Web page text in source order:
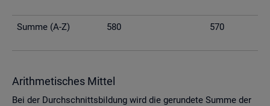
Summe (A-Z) 580 570
Arith­me­ti­sches Mit­tel
Bei der Durch­schnitts­bil­dung wird die ge­run­de­te Summe der